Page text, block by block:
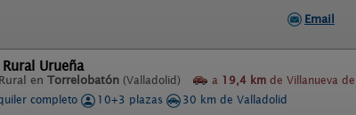
Email
Rural Urueña
en Torrelobatón (Valladolid) a 19,4 km de Villanueva
completo
10+3 plazas
30 km de Valladolid